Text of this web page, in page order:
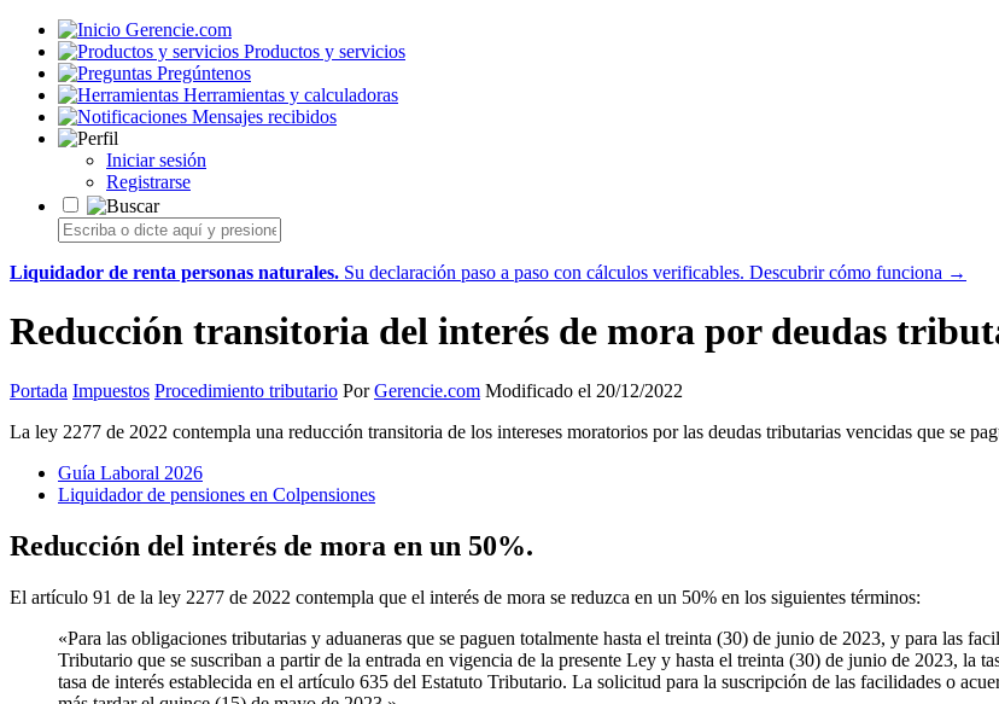
Gerencie.com
Productos y servicios
Pregúntenos
Herramientas y calculadoras
Mensajes recibidos
Iniciar sesión
Registrarse
Liquidador de renta personas naturales. Su declaración paso a paso con cálculos verificables. Descubrir cómo funciona →
Reducción transitoria del interés de mora por deudas
Portada Impuestos Procedimiento tributario PorGerencie.com Modificado el 20/12/2022
La ley 2277 de 2022 contempla una reducción transitoria de los intereses moratorios por las deudas tributarias vencidas que se
Guía Laboral 2026
Liquidador de pensiones en Colpensiones
Reducción del interés de mora en un 50%.
El artículo 91 de la ley 2277 de 2022 contempla que el interés de mora se reduzca en un 50% en los siguientes términos:
«Para las obligaciones tributarias y aduaneras que se paguen totalmente hasta el treinta (30) de junio de 2023, y para las
Tributario que se suscriban a partir de la entrada en vigencia de la presente Ley y hasta el treinta (30) de junio de 2023, la
tasa de interés establecida en el artículo 635 del Estatuto Tributario. La solicitud para la suscripción de las facilidades o